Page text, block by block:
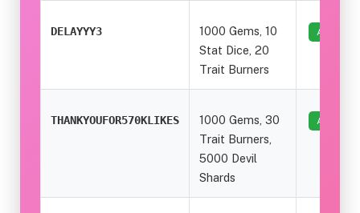
DELAYYY3
1000 Gems, 10
Stat Dice, 20
Trait Burners
ACTIF
THANKYOUFOR570KLIKES
1000 Gems, 30
Trait Burners,
5000 Devil
Shards
ACTIF